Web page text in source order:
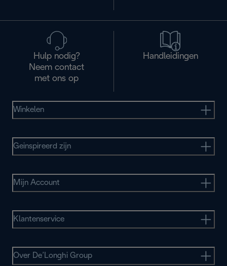
Hulp nodig?
Neem contact
met ons op
Handleidingen
Winkelen
Geinspireerd zijn
Mijn Account
Klantenservice
Over De’Longhi Group